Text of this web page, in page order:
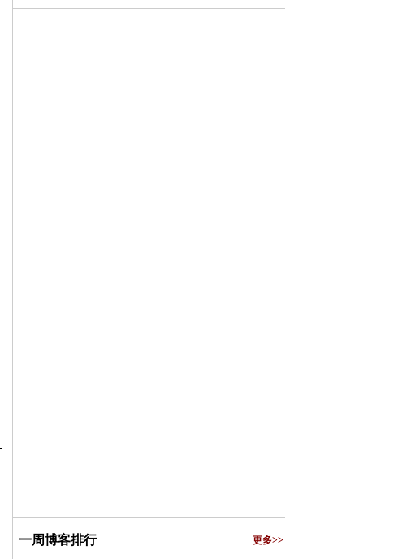
一周博客排行 更多>>